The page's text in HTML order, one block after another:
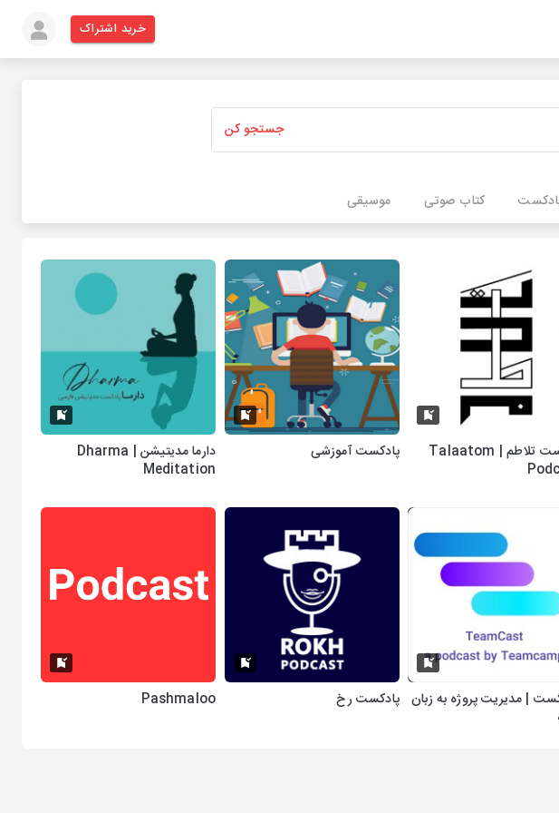
خرید اشتراک
جستجو کن
کتاب صوتی موسیقی
پادکست تلاطم | Talaatom
پادکست آموزشی
دارما مدیتیشن | Dharma
Meditation
| مدیریت پروژه به زبان پادکست رخ Pashmaloo